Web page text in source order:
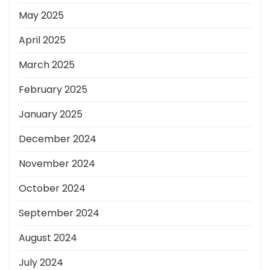
May 2025
April 2025
March 2025
February 2025
January 2025
December 2024
November 2024
October 2024
September 2024
August 2024
July 2024